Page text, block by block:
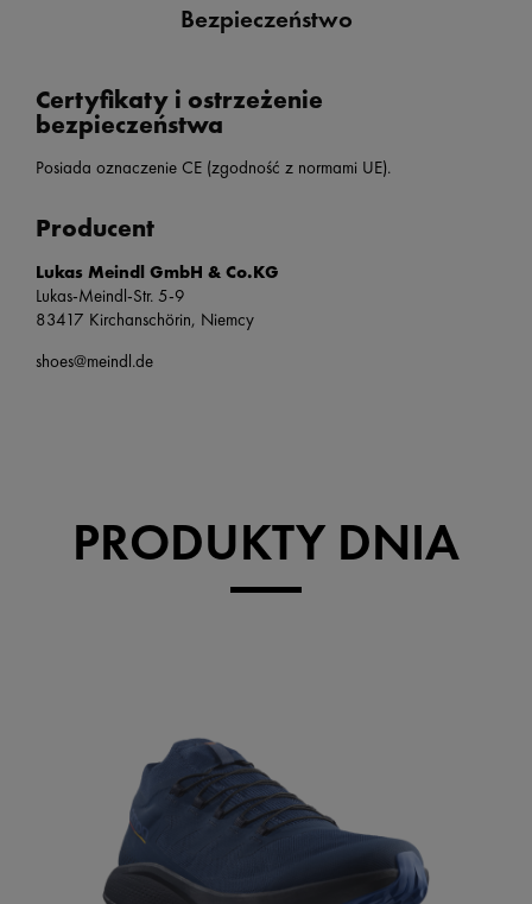
Bezpieczeństwo
Certyfikaty i ostrzeżenie
bezpieczeństwa
Posiada oznaczenie CE (zgodność z normami UE).
Producent
Lukas Meindl GmbH & Co.KG
Lukas-Meindl-Str. 5-9
83417 Kirchanschörin, Niemcy
shoes@meindl.de
PRODUKTY DNIA